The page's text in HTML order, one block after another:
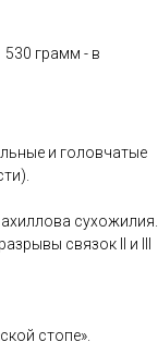
530 грамм - в
и головчатые
сухожилия.
связок II и III
стопе».